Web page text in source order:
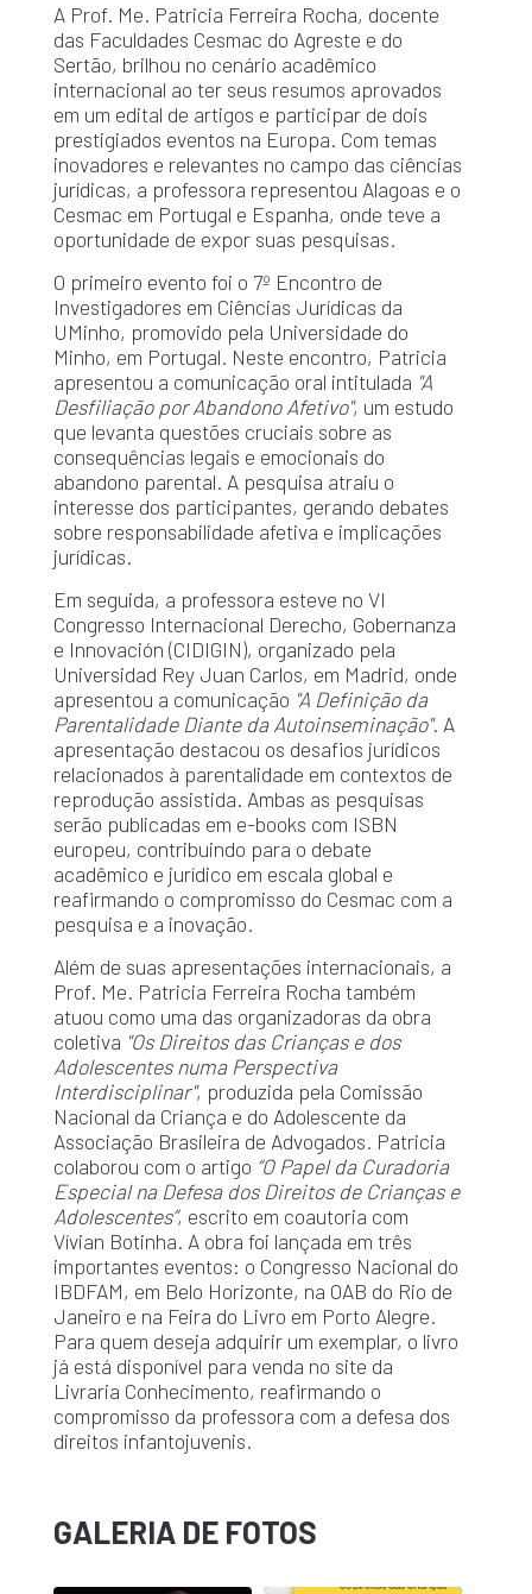
A Prof. Me. Patricia Ferreira Rocha, docente
das Faculdades Cesmac do Agreste e do
Sertão, brilhou no cenário acadêmico
internacional ao ter seus resumos aprovados
em um edital de artigos e participar de dois
prestigiados eventos na Europa. Com temas
inovadores e relevantes no campo das ciências
jurídicas, a professora representou Alagoas e o
Cesmac em Portugal e Espanha, onde teve a
oportunidade de expor suas pesquisas.
O primeiro evento foi o 7º Encontro de
Investigadores em Ciências Jurídicas da
UMinho, promovido pela Universidade do
Minho, em Portugal. Neste encontro, Patricia
apresentou a comunicação oral intitulada "A
Desfiliação por Abandono Afetivo", um estudo
que levanta questões cruciais sobre as
consequências legais e emocionais do
abandono parental. A pesquisa atraiu o
interesse dos participantes, gerando debates
sobre responsabilidade afetiva e implicações
jurídicas.
Em seguida, a professora esteve no VI
Congresso Internacional Derecho, Gobernanza
e Innovación (CIDIGIN), organizado pela
Universidad Rey Juan Carlos, em Madrid, onde
apresentou a comunicação "A Definição da
Parentalidade Diante da Autoinseminação". A
apresentação destacou os desafios jurídicos
relacionados à parentalidade em contextos de
reprodução assistida. Ambas as pesquisas
serão publicadas em e-books com ISBN
europeu, contribuindo para o debate
acadêmico e jurídico em escala global e
reafirmando o compromisso do Cesmac com a
pesquisa e a inovação.
Além de suas apresentações internacionais, a
Prof. Me. Patricia Ferreira Rocha também
atuou como uma das organizadoras da obra
coletiva "Os Direitos das Crianças e dos
Adolescentes numa Perspectiva
Interdisciplinar", produzida pela Comissão
Nacional da Criança e do Adolescente da
Associação Brasileira de Advogados. Patricia
colaborou com o artigo “O Papel da Curadoria
Especial na Defesa dos Direitos de Crianças e
Adolescentes”, escrito em coautoria com
Vívian Botinha. A obra foi lançada em três
importantes eventos: o Congresso Nacional do
IBDFAM, em Belo Horizonte, na OAB do Rio de
Janeiro e na Feira do Livro em Porto Alegre.
Para quem deseja adquirir um exemplar, o livro
já está disponível para venda no site da
Livraria Conhecimento, reafirmando o
compromisso da professora com a defesa dos
direitos infantojuvenis.
GALERIA DE FOTOS